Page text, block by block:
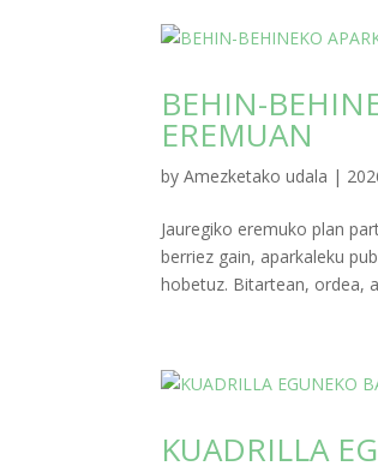
BEHIN-
EREMUAN
byAmezketako udala |
Jauregiko eremuko plan
berriez gain, aparkaleku
hobetuz. Bitartean, ordea,
KUADRILLA